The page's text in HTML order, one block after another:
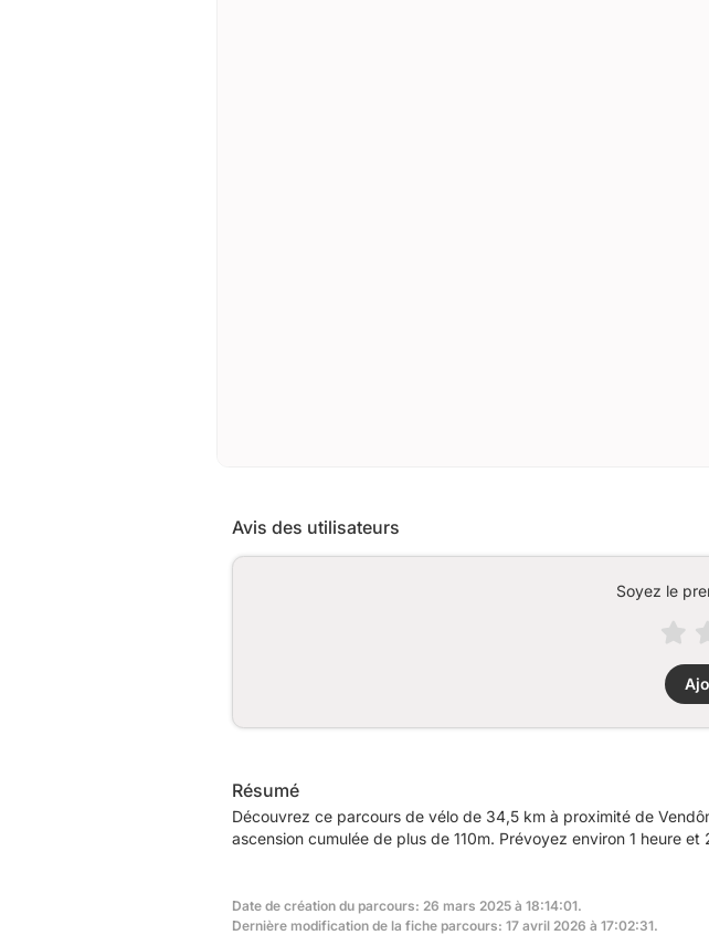
Avis des utilisateurs
Soyez le
Résumé
Découvrez ce parcours de vélo de 34,5 km à proximité de
ascension cumulée de plus de 110m. Prévoyez environ 1 heure
Date de création du parcours: 26 mars 2025 à 18:14:01.
Dernière modification de la fiche parcours: 17 avril 2026 à 17:02:31.